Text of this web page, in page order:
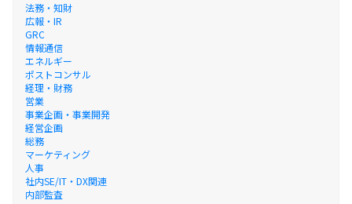
法務・知財
広報・IR
GRC
情報通信
エネルギー
ポストコンサル
経理・財務
営業
事業企画・事業開発
経営企画
総務
マーケティング
人事
社内SE/IT・DX関連
内部監査